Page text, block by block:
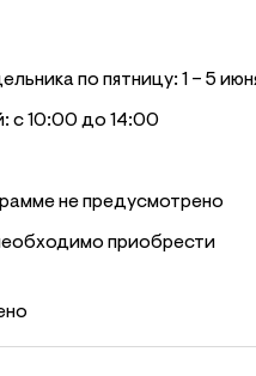
по пятницу: 1 – 5
с 10:00 до 14:00
не предусмотрено
приобрести